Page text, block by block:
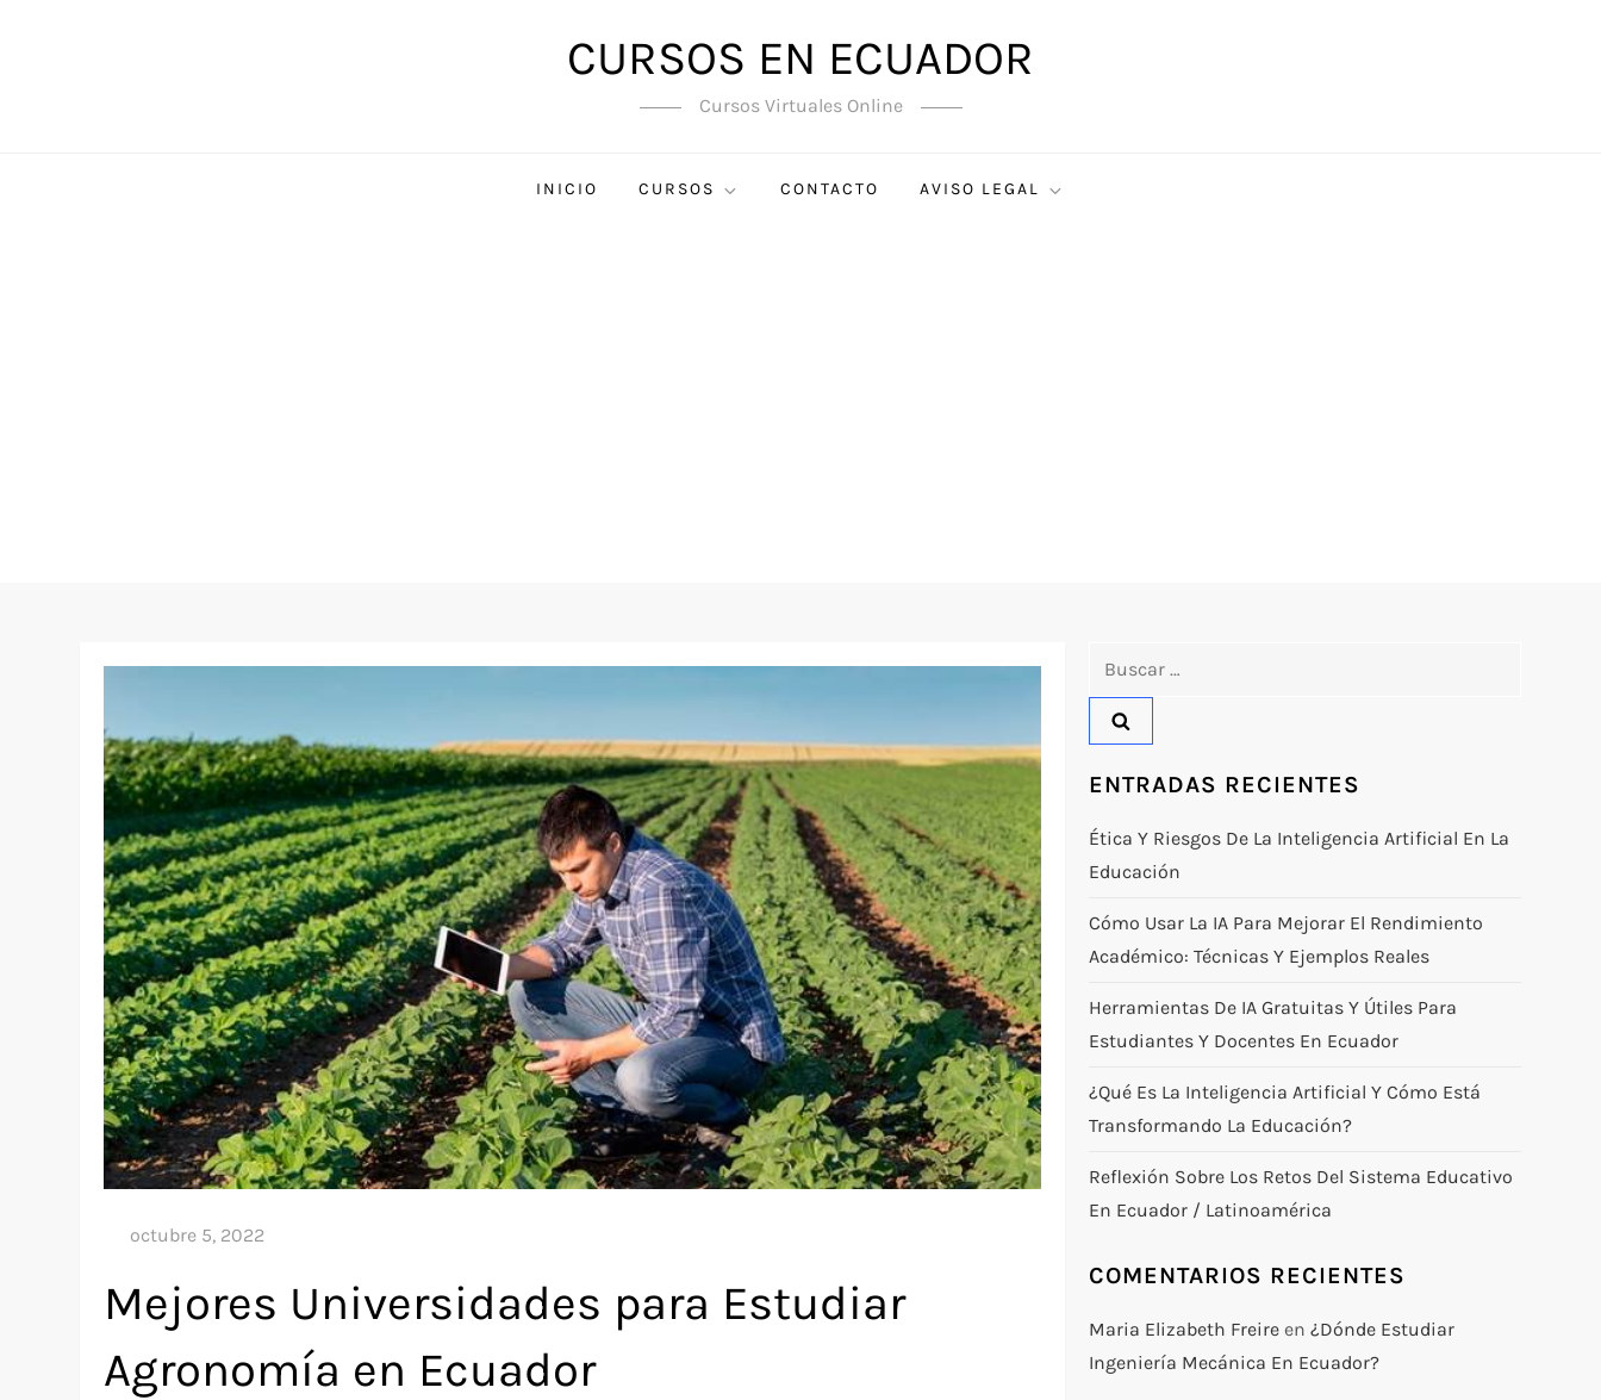
CURSOS EN ECUADOR
Cursos Virtuales Online
INICIO CURSOS CONTACTO AVISO LEGAL
Mejores Universidades para Estudiar
Agronomía en Ecuador
ENTRADAS RECIENTES
Ética Y Riesgos De La Inteligencia Artificial En La
Educación
Cómo Usar La IA Para Mejorar El Rendimiento
Académico: Técnicas Y Ejemplos Reales
Herramientas De IA Gratuitas Y Útiles Para
Estudiantes Y Docentes En Ecuador
¿Qué Es La Inteligencia Artificial Y Cómo Está
Transformando La Educación?
Reflexión Sobre Los Retos Del Sistema Educativo
En Ecuador / Latinoamérica
COMENTARIOS RECIENTES
Maria Elizabeth Freireen ¿Dónde Estudiar
Ingeniería Mecánica En Ecuador?